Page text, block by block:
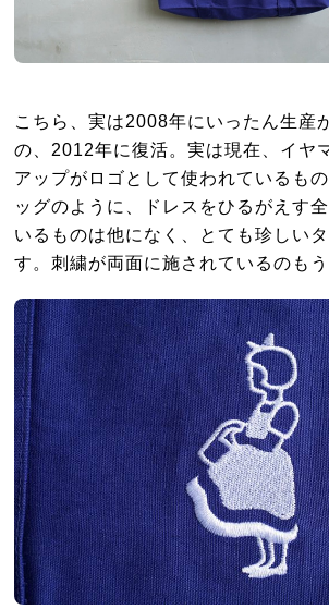
こちら、実は2008年にいったん生産
の、2012年に復活。実は現在、イヤ
アップがロゴとして使われているも
ッグのように、ドレスをひるがえす
いるものは他になく、とても珍しい
す。刺繍が両面に施されているのもう